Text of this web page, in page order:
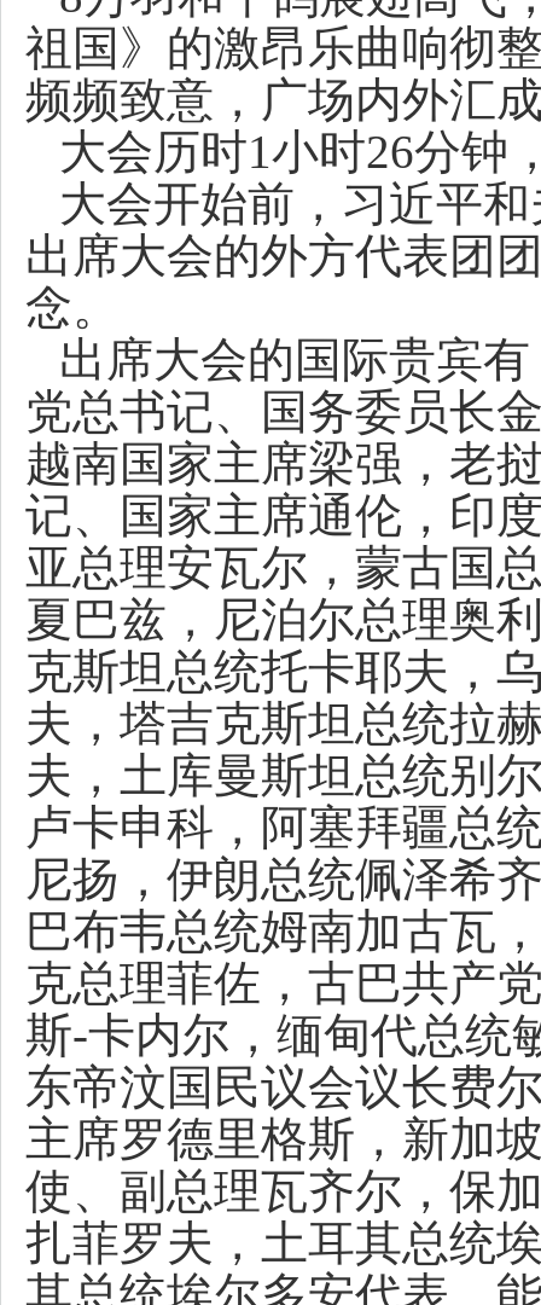
祖国》的激昂乐曲响彻
频频致意，广场内外汇
大会历时1小时26分钟
大会开始前，习近平
出席大会的外方代表团
念。
出席大会的国际贵宾
党总书记、国务委员长
越南国家主席梁强，老
记、国家主席通伦，印
亚总理安瓦尔，蒙古国
夏巴兹，尼泊尔总理奥
克斯坦总统托卡耶夫，
夫，塔吉克斯坦总统拉
夫，土库曼斯坦总统别
卢卡申科，阿塞拜疆总
尼扬，伊朗总统佩泽希
巴布韦总统姆南加古瓦
克总理菲佐，古巴共产
斯-卡内尔，缅甸代总统
东帝汶国民议会议长费
主席罗德里格斯，新加
使、副总理瓦齐尔，保
扎菲罗夫，土耳其总统